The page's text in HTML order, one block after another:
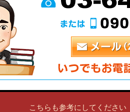
こちらも参考にしてください